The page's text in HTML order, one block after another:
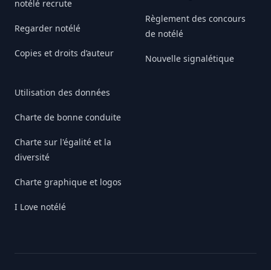
notélé recrute
Regarder notélé
Copies et droits d’auteur
Utilisation des données
Charte de bonne conduite
Charte sur l'égalité et la
diversité
Charte graphique et logos
I Love notélé
Règlement des concours
de notélé
Nouvelle signalétique